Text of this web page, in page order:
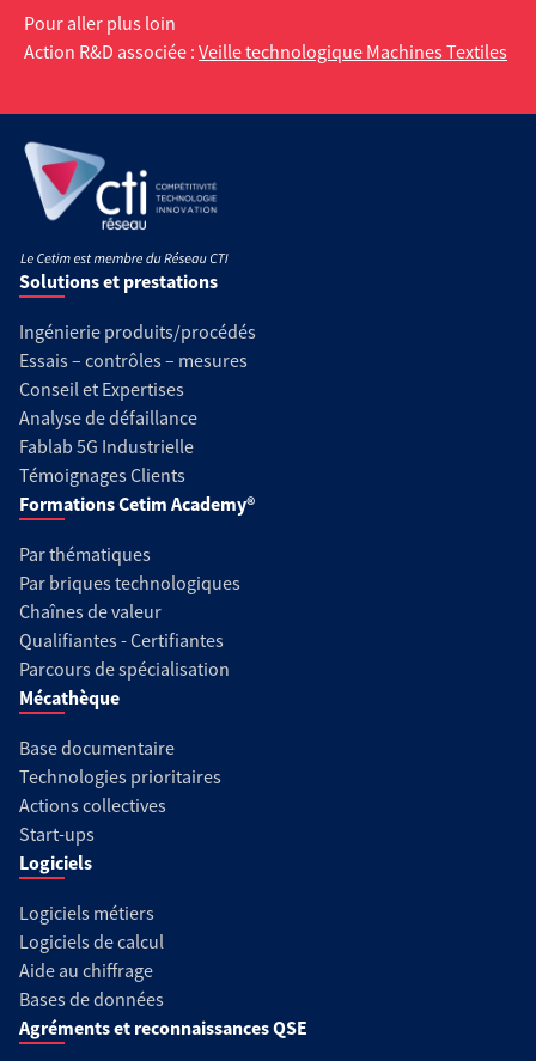
Pour aller plus loin
Action R&D associée : Veille technologique Machines Textiles
Solutions et prestations
Ingénierie produits/procédés
Essais – contrôles – mesures
Conseil et Expertises
Analyse de défaillance
Fablab 5G Industrielle
Témoignages Clients
Formations Cetim Academy®
Par thématiques
Par briques technologiques
Chaînes de valeur
Qualifiantes - Certifiantes
Parcours de spécialisation
Mécathèque
Base documentaire
Technologies prioritaires
Actions collectives
Start-ups
Logiciels
Logiciels métiers
Logiciels de calcul
Aide au chiffrage
Bases de données
Agréments et reconnaissances QSE